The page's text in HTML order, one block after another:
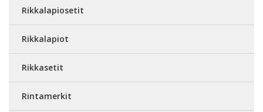
Rikkalapiosetit
Rikkalapiot
Rikkasetit
Rintamerkit